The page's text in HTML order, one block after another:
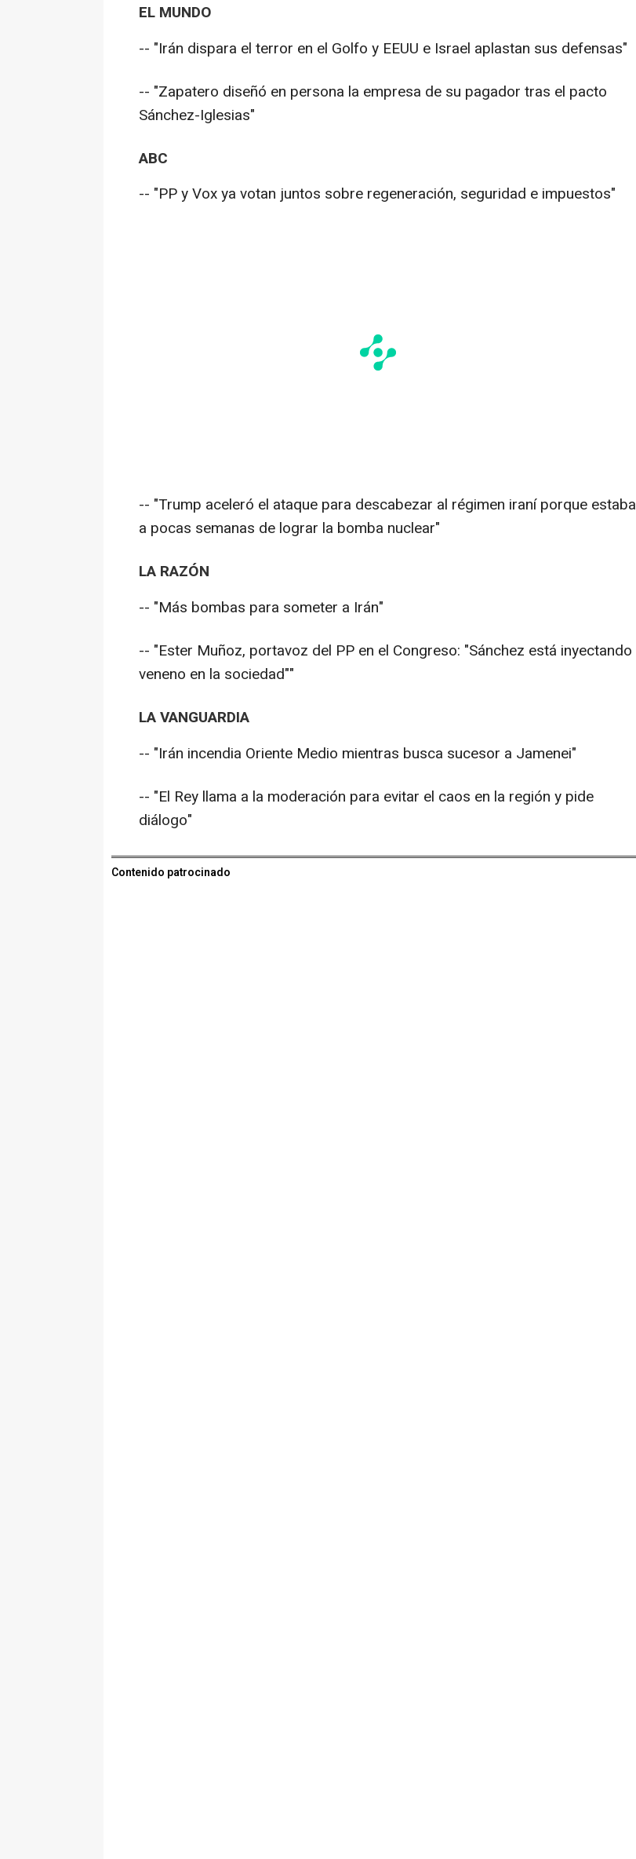
EL MUNDO
-- "Irán dispara el terror en el Golfo y EEUU e Israel aplastan sus defensas"
-- "Zapatero diseñó en persona la empresa de su pagador tras el pacto
Sánchez-Iglesias"
ABC
-- "PP y Vox ya votan juntos sobre regeneración, seguridad e impuestos"
-- "Trump aceleró el ataque para descabezar al régimen iraní porque estaba
a pocas semanas de lograr la bomba nuclear"
LA RAZÓN
-- "Más bombas para someter a Irán"
-- "Ester Muñoz, portavoz del PP en el Congreso: "Sánchez está inyectando
veneno en la sociedad""
LA VANGUARDIA
-- "Irán incendia Oriente Medio mientras busca sucesor a Jamenei"
-- "El Rey llama a la moderación para evitar el caos en la región y pide
diálogo"
Contenido patrocinado